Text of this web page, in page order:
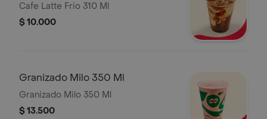
Cafe Latte Frio 310 Ml
$ 10.000
Granizado Milo 350 Ml
Granizado Milo 350 Ml
$ 13.500